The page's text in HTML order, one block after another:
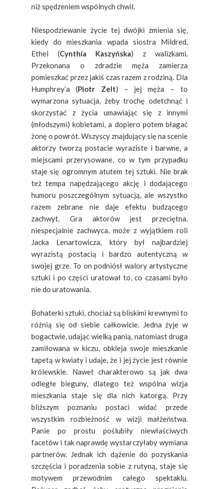
niż spędzeniem wspólnych chwil.
Niespodziewanie życie tej dwójki zmienia się,
kiedy do mieszkania wpada siostra Mildred,
Ethel (Cynthia Kaszyńska) z walizkami.
Przekonana o zdradzie męża zamierza
pomieszkać przez jakiś czas razem z rodziną. Dla
Humphrey’a (Piotr Zelt) – jej męża – to
wymarzona sytuacja, żeby trochę odetchnąć i
skorzystać z życia umawiając się z innymi
(młodszymi) kobietami, a dopiero potem błagać
żonę o powrót. Wszyscy znajdujący się na scenie
aktorzy tworzą postacie wyraziste i barwne, a
miejscami przerysowane, co w tym przypadku
staje się ogromnym atutem tej sztuki. Nie brak
też tempa napędzającego akcję i dodającego
humoru poszczególnym sytuacją, ale wszystko
razem zebrane nie daje efektu budzącego
zachwyt. Gra aktorów jest przeciętna,
niespecjalnie zachwyca, może z wyjątkiem roli
Jacka Lenartowicza, który był najbardziej
wyrazistą postacią i bardzo autentyczną w
swojej grze. To on podniósł walory artystyczne
sztuki i po części uratował to, co czasami było
nie do uratowania.
Bohaterki sztuki, chociaż są bliskimi krewnymi to
różnią się od siebie całkowicie. Jedna żyje w
bogactwie, udając wielką panią, natomiast druga
zamiłowana w kiczu, obkleja swoje mieszkanie
tapetą w kwiaty i udaje, że i jej życie jest równie
królewskie. Nawet charakterowo są jak dwa
odległe bieguny, dlatego też wspólna wizja
mieszkania staje się dla nich katorgą. Przy
bliższym poznaniu postaci widać przede
wszystkim rozbieżność w wizji małżeństwa.
Panie po prostu poślubiły niewłaściwych
facetów i tak naprawdę wystarczyłaby wymiana
partnerów. Jednak ich dążenie do pozyskania
szczęścia i poradzenia sobie z rutyną, staje się
motywem przewodnim całego spektaklu.